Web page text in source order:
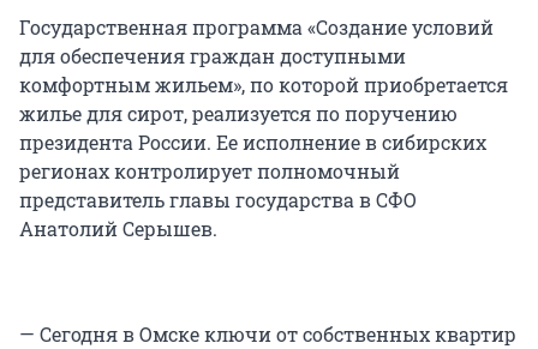
Государственная программа «Создание условий
для обеспечения граждан доступными
комфортным жильем», по которой приобретается
жилье для сирот, реализуется по поручению
президента России. Ее исполнение в сибирских
регионах контролирует полномочный
представитель главы государства в СФО
Анатолий Серышев.
— Сегодня в Омске ключи от собственных квартир